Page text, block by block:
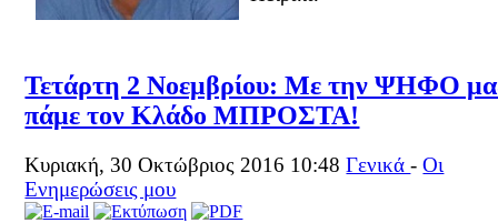
Τετάρτη 2 Νοεμβρίου: Με την ΨΗΦΟ
πάμε τον Κλάδο ΜΠΡΟΣΤΑ!
Κυριακή, 30 Οκτώβριος 2016 10:48Γενικά-Οι
Ενημερώσεις μου